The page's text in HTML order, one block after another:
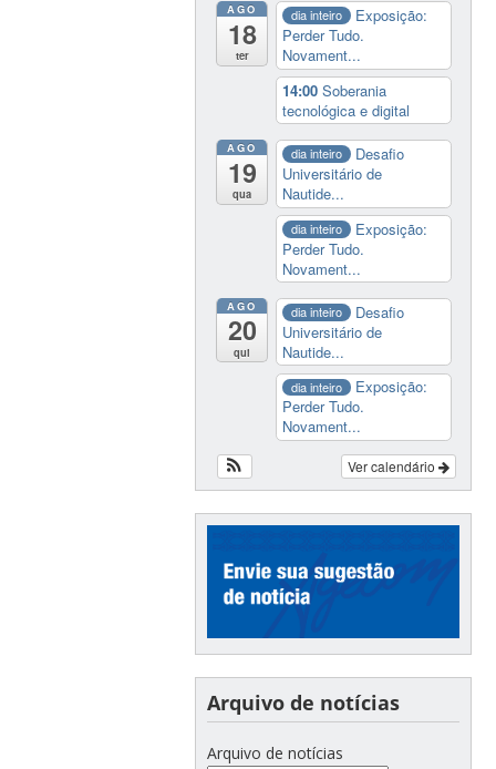
AGO
18
ter
dia inteiro
Exposição:
Perder Tudo.
Novament...
14:00Soberania
tecnológica e digital
AGO
19
qua
dia inteiro
Desafio
Universitário de
Nautide...
dia inteiro
Exposição:
Perder Tudo.
Novament...
AGO
20
qui
dia inteiro
Desafio
Universitário de
Nautide...
dia inteiro
Exposição:
Perder Tudo.
Novament...
Ver calendário
Arquivo de notícias
Arquivo de notícias